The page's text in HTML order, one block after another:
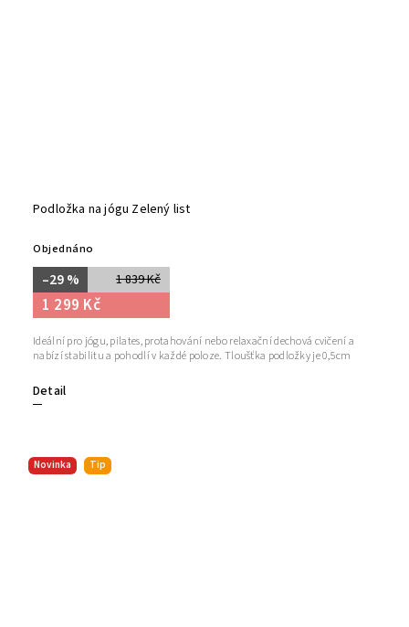
Podložka na jógu Zelený list
Objednáno
1 839 Kč
–29 %
1 299 Kč
Detail
Ideální pro jógu, pilates, protahování nebo relaxační dechová cvičení a
nabízí stabilitu a pohodlí v každé poloze. Tloušťka podložky je 0,5cm
Novinka Tip